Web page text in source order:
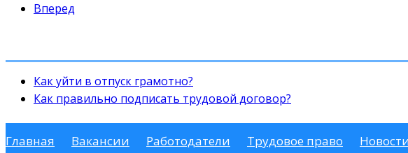
Вперед
Как уйти в отпуск грамотно?
Как правильно подписать трудовой договор?
Главная Вакансии Работодатели Трудовое право